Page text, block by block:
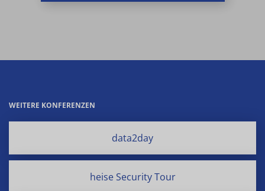
WEITERE KONFERENZEN
data2day
heise Security Tour